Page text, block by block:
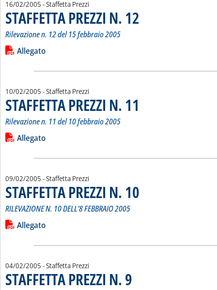
16/02/2005 - Staffetta Prezzi
STAFFETTA PREZZI N. 12
Rilevazione n. 12 del 15 febbraio 2005
Leggi tutta la notizia: 'STAFFETTA PREZZI N. 12'
Lista allegati PDF alla notizia
Allegato
10/02/2005 - Staffetta Prezzi
STAFFETTA PREZZI N. 11
Rilevazione n. 11 del 10 febbraio 2005
Leggi tutta la notizia: 'STAFFETTA PREZZI N. 11'
Lista allegati PDF alla notizia
Allegato
09/02/2005 - Staffetta Prezzi
STAFFETTA PREZZI N. 10
RILEVAZIONE N. 10 DELL'8 FEBBRAIO 2005
Leggi tutta la notizia: 'STAFFETTA PREZZI N. 10'
Lista allegati PDF alla notizia
Allegato
04/02/2005 - Staffetta Prezzi
STAFFETTA PREZZI N. 9